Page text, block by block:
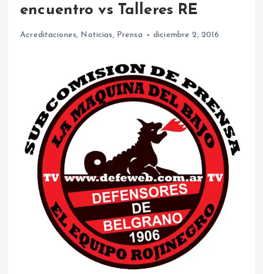
encuentro vs Talleres RE
Acreditaciones, Noticias, Prensa diciembre 2, 2016